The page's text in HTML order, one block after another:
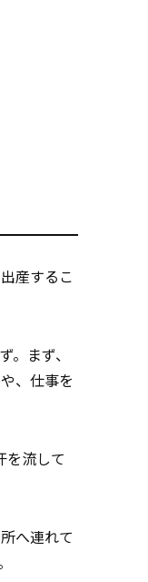
産するこ
まず、
、仕事を
を流して
へ連れて